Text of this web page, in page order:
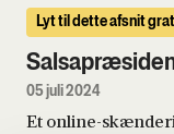
Lyt til dette afsnit
05 juli 2024
Et online-